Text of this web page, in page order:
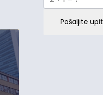
Pošaljite upit